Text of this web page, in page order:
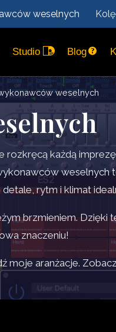
weselnych
Studio Blog
weselnych
rozkręcą każdą
weselnych
rytm i klimat
brzmieniem. Dzięki
znaczeniu!
aranżacje.